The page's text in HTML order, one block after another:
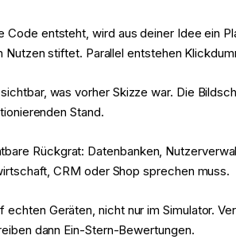
Code entsteht, wird aus deiner Idee ein
Nutzen stiftet. Parallel entstehen
was vorher Skizze war. Die
Stand.
Rückgrat: Datenbanken,
CRM oder Shop sprechen muss.
echten Geräten, nicht nur im Simulator.
dann Ein-Stern-Bewertungen.